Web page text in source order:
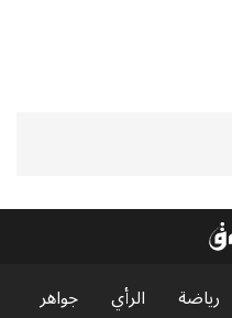
رياضة الرأي
جواهر